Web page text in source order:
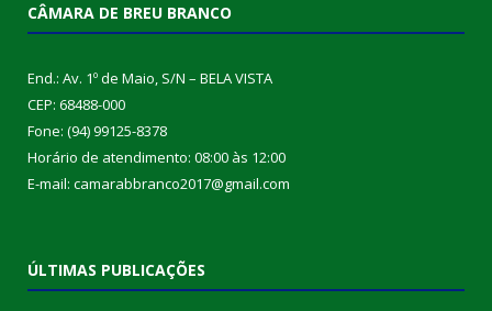
CÂMARA DE BREU BRANCO
End.: Av. 1º de Maio, S/N – BELA VISTA
CEP: 68488-000
Fone: (94) 99125-8378
Horário de atendimento: 08:00 às 12:00
E-mail: camarabbranco2017@gmail.com
ÚLTIMAS PUBLICAÇÕES